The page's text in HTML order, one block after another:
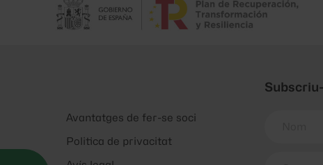
Avantatges de fer-se soci
Politica de privacitat